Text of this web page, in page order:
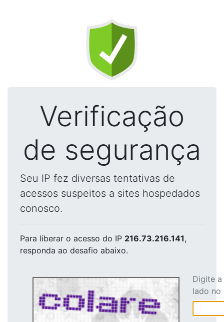
Verificação
de segurança
Seu IP fez diversas tentativas de
acessos suspeitos a sites hospedados
conosco.
Para liberar o acesso do IP 216.73.216.141,
responda ao desafio abaixo.
Digite
lado no